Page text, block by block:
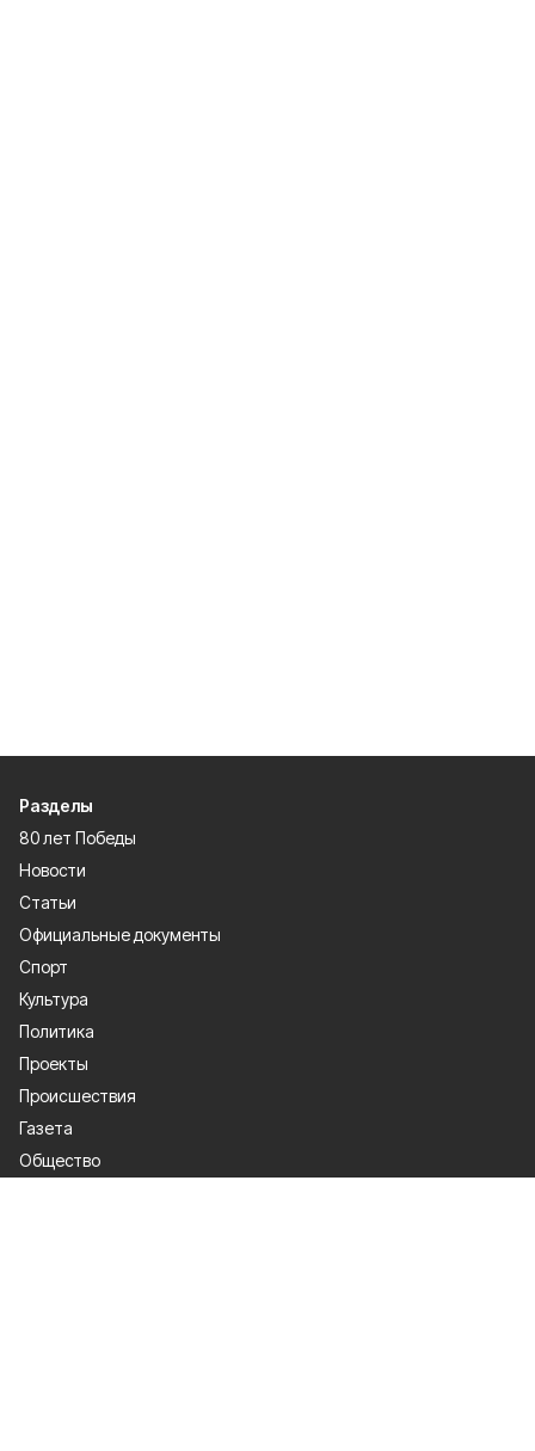
Разделы
80 лет Победы
Новости
Статьи
Официальные документы
Спорт
Культура
Политика
Проекты
Происшествия
Газета
Общество